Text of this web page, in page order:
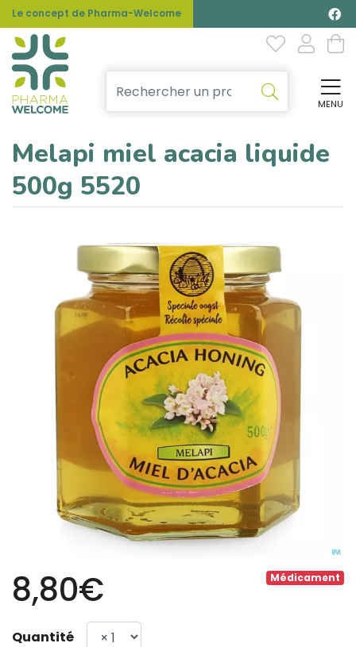
Le concept de Pharma-Welcome
MENU
Melapi miel acacia liquide
500g 5520
Médicament
8,80€
Quantité